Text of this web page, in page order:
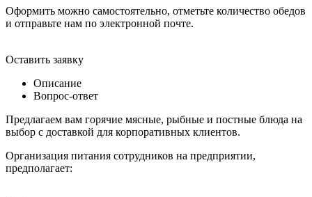
Оформить можно самостоятельно, отметьте количество обедов
и отправьте нам по электронной почте.
Оставить заявку
Описание
Вопрос-ответ
Предлагаем вам горячие мясные, рыбные и постные блюда на
выбор с доставкой для корпоративных клиентов.
Организация питания сотрудников на предприятии,
предполагает: